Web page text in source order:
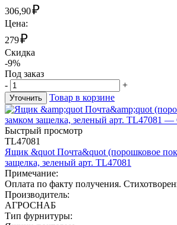
306,90₽
Цена:
279₽
Скидка
-9%
Под заказ
-
+
Уточнить Товар в корзине
Быстрый просмотр
TL47081
Ящик &quot Почта&quot (порошковое
защелка, зеленый арт. TL47081
Примечание:
Оплата по факту получения.
Производитель:
АГРОСНАБ
Тип фурнитуры: